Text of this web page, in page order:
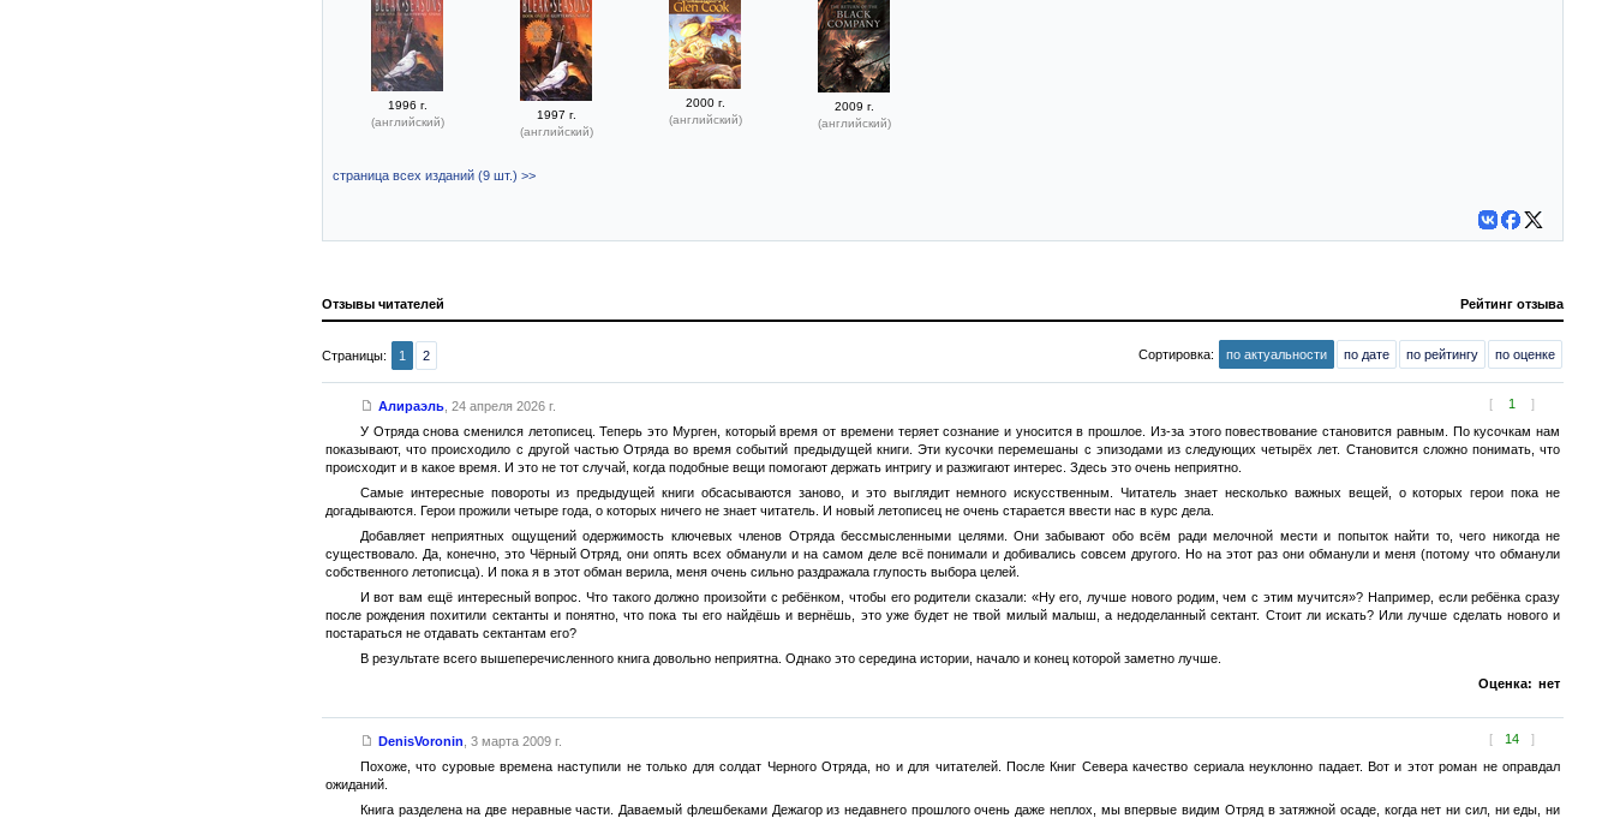
1996 г.
(английский)
1997 г.
(английский)
2000 г.
(английский)
2009 г.
(английский)
страница всех изданий (9 шт.) >>
Отзывы читателей Рейтинг отзыва
Страницы: 1 2 Сортировка: по актуальности по дате по рейтингу по оценке
[ 1 ]
Алираэль, 24 апреля 2026 г.
У Отряда снова сменился летописец. Теперь это Мурген, который время от времени теряет сознание и уносится в прошлое. Из-за этого повествование становится равным. По кусочкам нам
показывают, что происходило с другой частью Отряда во время событий предыдущей книги. Эти кусочки перемешаны с эпизодами из следующих четырёх лет. Становится сложно понимать, что
происходит и в какое время. И это не тот случай, когда подобные вещи помогают держать интригу и разжигают интерес. Здесь это очень неприятно.
Самые интересные повороты из предыдущей книги обсасываются заново, и это выглядит немного искусственным. Читатель знает несколько важных вещей, о которых герои пока не
догадываются. Герои прожили четыре года, о которых ничего не знает читатель. И новый летописец не очень старается ввести нас в курс дела.
Добавляет неприятных ощущений одержимость ключевых членов Отряда бессмысленными целями. Они забывают обо всём ради мелочной мести и попыток найти то, чего никогда не
существовало. Да, конечно, это Чёрный Отряд, они опять всех обманули и на самом деле всё понимали и добивались совсем другого. Но на этот раз они обманули и меня (потому что обманули
собственного летописца). И пока я в этот обман верила, меня очень сильно раздражала глупость выбора целей.
И вот вам ещё интересный вопрос. Что такого должно произойти с ребёнком, чтобы его родители сказали: «Ну его, лучше нового родим, чем с этим мучится»? Например, если ребёнка сразу
после рождения похитили сектанты и понятно, что пока ты его найдёшь и вернёшь, это уже будет не твой милый малыш, а недоделанный сектант. Стоит ли искать? Или лучше сделать нового и
постараться не отдавать сектантам его?
В результате всего вышеперечисленного книга довольно неприятна. Однако это середина истории, начало и конец которой заметно лучше.
Оценка: нет
[ 14 ]
DenisVoronin 3 марта 2009 г.
Похоже, что суровые времена наступили не только для солдат Черного Отряда, но и для читателей. После Книг Севера качество сериала неуклонно падает. Вот и этот роман не оправдал
ожиданий.
Книга разделена на две неравные части. Даваемый флешбеками Дежагор из недавнего прошлого очень даже неплох, мы впервые видим Отряд в затяжной осаде, когда нет ни сил, ни еды, ни